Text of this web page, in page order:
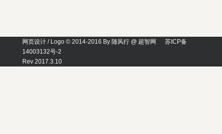
网页设计 / Logo © 2014-2016 By 随风行 @ 超智网
苏ICP备
14003132号-2
Rev 2017.3.10